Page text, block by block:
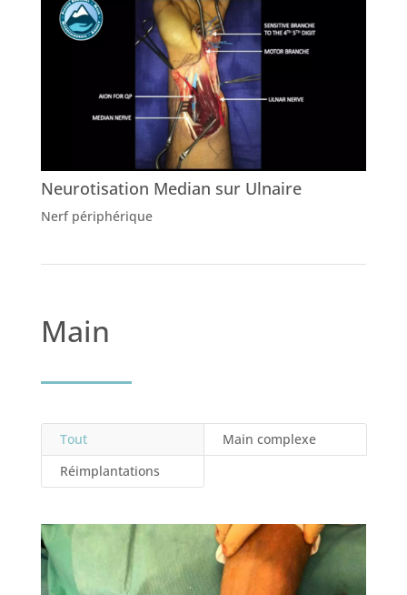
Neurotisation Median sur Ulnaire
Nerf périphérique
Main
Tout
Main complexe
Réimplantations